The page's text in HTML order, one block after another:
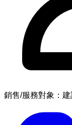
銷售/服務對象：